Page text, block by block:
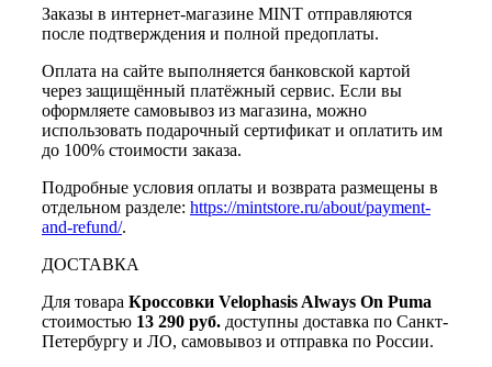
Заказы в интернет-магазине MINT отправляются
после подтверждения и полной предоплаты.
Оплата на сайте выполняется банковской картой
через защищённый платёжный сервис. Если вы
оформляете самовывоз из магазина, можно
использовать подарочный сертификат и оплатить им
до 100% стоимости заказа.
Подробные условия оплаты и возврата размещены в
отдельном разделе: https://mintstore.ru/about/payment-
and-refund/.
ДОСТАВКА
Для товара Кроссовки Velophasis Always On Puma
стоимостью 13 290 руб. доступны доставка по Санкт-
Петербургу и ЛО, самовывоз и отправка по России.